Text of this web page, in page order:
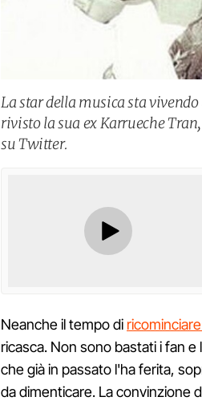
La star della musica sta
rivisto la sua ex Karrueche
su Twitter.
Neanche il tempo di
ricasca. Non sono bastati i fan
che già in passato l'ha ferita,
da dimenticare. La convinzione